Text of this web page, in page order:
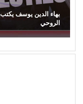
الهلالية) وآفة…